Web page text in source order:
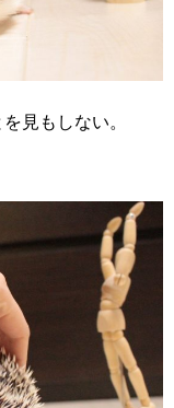
見もしない。